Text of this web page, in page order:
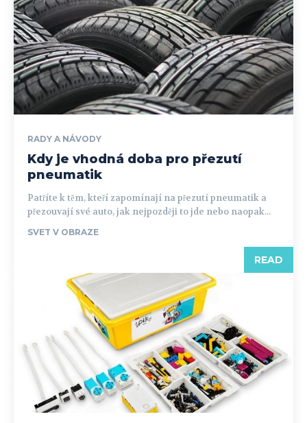
RADY A NÁVODY
Kdy je vhodná doba pro přezutí
pneumatik
Patříte k těm, kteří zapomínají na přezutí pneumatik a
přezouvají své auto, jak nejpozději to jde nebo naopak...
SVET V OBRAZE
READ